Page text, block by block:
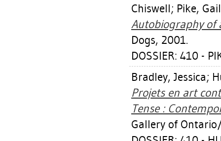
Chiswell; Pike,
Autobiography of
Dogs, 2001.
DOSSIER: 410 -
Bradley, Jessica;
Projets en art
Tense :
Gallery of